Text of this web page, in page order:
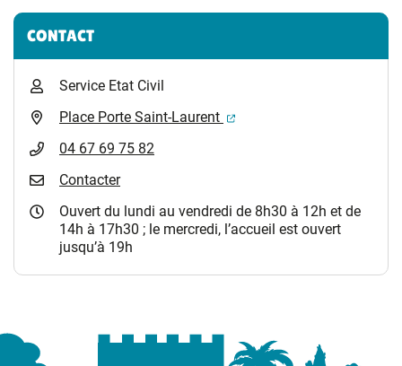
Informations complémentaires
CONTACT
Service Etat Civil
Place Porte Saint-Laurent
(ouverture dans un
04 67 69 75 82
Contacter
Ouvert du lundi au vendredi de 8h30 à 12h et de
14h à 17h30 ; le mercredi, l’accueil est ouvert
jusqu’à 19h